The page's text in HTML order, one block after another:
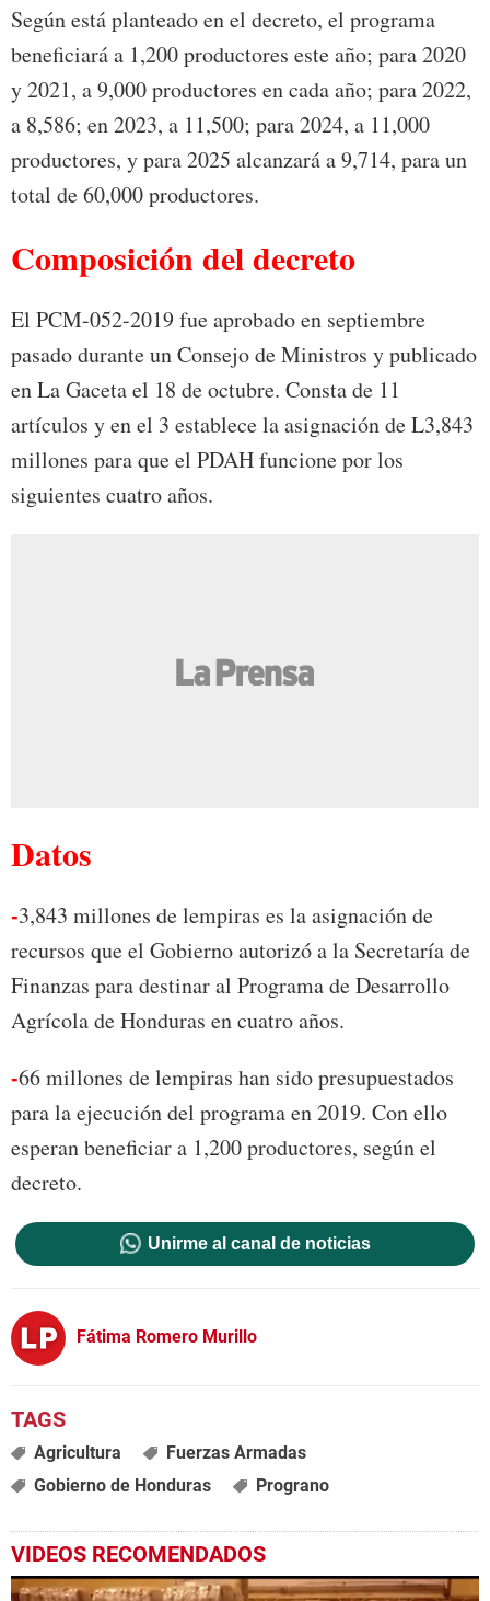
Según está planteado en el decreto, el programa
beneficiará a 1,200 productores este año; para 2020
y 2021, a 9,000 productores en cada año; para 2022,
a 8,586; en 2023, a 11,500; para 2024, a 11,000
productores, y para 2025 alcanzará a 9,714, para un
total de 60,000 productores.
Composición del decreto
El PCM-052-2019 fue aprobado en septiembre
pasado durante un Consejo de Ministros y publicado
en La Gaceta el 18 de octubre. Consta de 11
artículos y en el 3 establece la asignación de L3,843
millones para que el PDAH funcione por los
siguientes cuatro años.
Datos
-3,843 millones de lempiras es la asignación de
recursos que el Gobierno autorizó a la Secretaría de
Finanzas para destinar al Programa de Desarrollo
Agrícola de Honduras en cuatro años.
-66 millones de lempiras han sido presupuestados
para la ejecución del programa en 2019. Con ello
esperan beneficiar a 1,200 productores, según el
decreto.
Unirme al canal de noticias
Fátima Romero Murillo
Agricultura
Fuerzas Armadas
Gobierno de Honduras
Prograno
VIDEOS RECOMENDADOS